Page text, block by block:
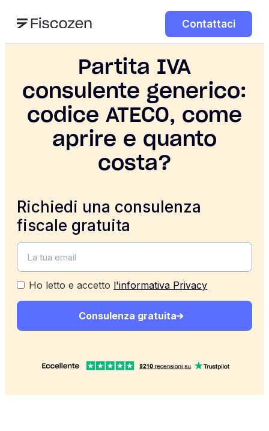
Contattaci
Partita IVA
consulente generico:
codice ATECO, come
aprire e quanto
costa?
Richiedi una consulenza
fiscale gratuita
Ho letto e accetto l'informativa Privacy
Consulenza gratuita